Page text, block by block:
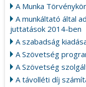
A Munka
A munkáltató által
juttatások 2014-ben
A szabadság
A Szövetség
A Szövetség
A távolléti díj